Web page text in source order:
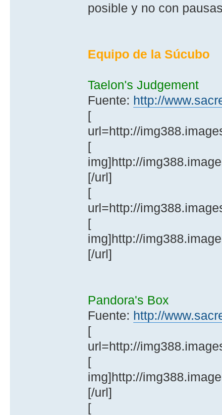
posible y no con
Equipo de la Súcubo
Taelon's Judgement
Fuente: http://
[
url=http://
[
img]http://
[/url]
[
url=http://
[
img]http://
[/url]
Pandora's Box
Fuente: http://
[
url=http://
[
img]http://
[/url]
[